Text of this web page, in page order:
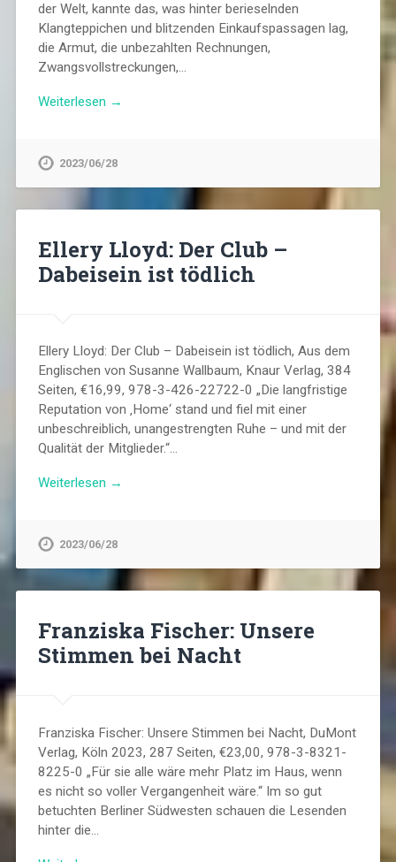
der Welt, kannte das, was hinter berieselnden
Klangteppichen und blitzenden Einkaufspassagen lag,
die Armut, die unbezahlten Rechnungen,
Zwangsvollstreckungen,…
Weiterlesen →
2023/06/28
Ellery Lloyd: Der Club –
Dabeisein ist tödlich
Ellery Lloyd: Der Club – Dabeisein ist tödlich, Aus dem
Englischen von Susanne Wallbaum, Knaur Verlag, 384
Seiten, €16,99, 978-3-426-22722-0 „Die langfristige
Reputation von ‚Home‘ stand und fiel mit einer
unbeschreiblich, unangestrengten Ruhe – und mit der
Qualität der Mitglieder.“…
Weiterlesen →
2023/06/28
Franziska Fischer: Unsere
Stimmen bei Nacht
Franziska Fischer: Unsere Stimmen bei Nacht, DuMont
Verlag, Köln 2023, 287 Seiten, €23,00, 978-3-8321-
8225-0 „Für sie alle wäre mehr Platz im Haus, wenn
es nicht so voller Vergangenheit wäre.“ Im so gut
betuchten Berliner Südwesten schauen die Lesenden
hinter die…